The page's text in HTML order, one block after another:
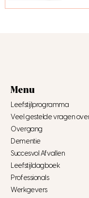
Menu
Leefstijlprogramma
Veel gestelde vragen
Overgang
Dementie
Succesvol Afvallen
Leefstijldagboek
Professionals
Werkgevers